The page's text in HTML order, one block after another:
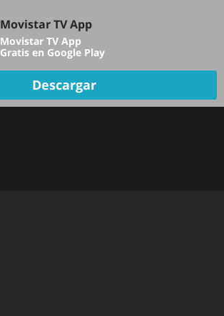
TV EN VIVO
Movistar TV App
Movistar TV App
Gratis en Google Play
Descargar